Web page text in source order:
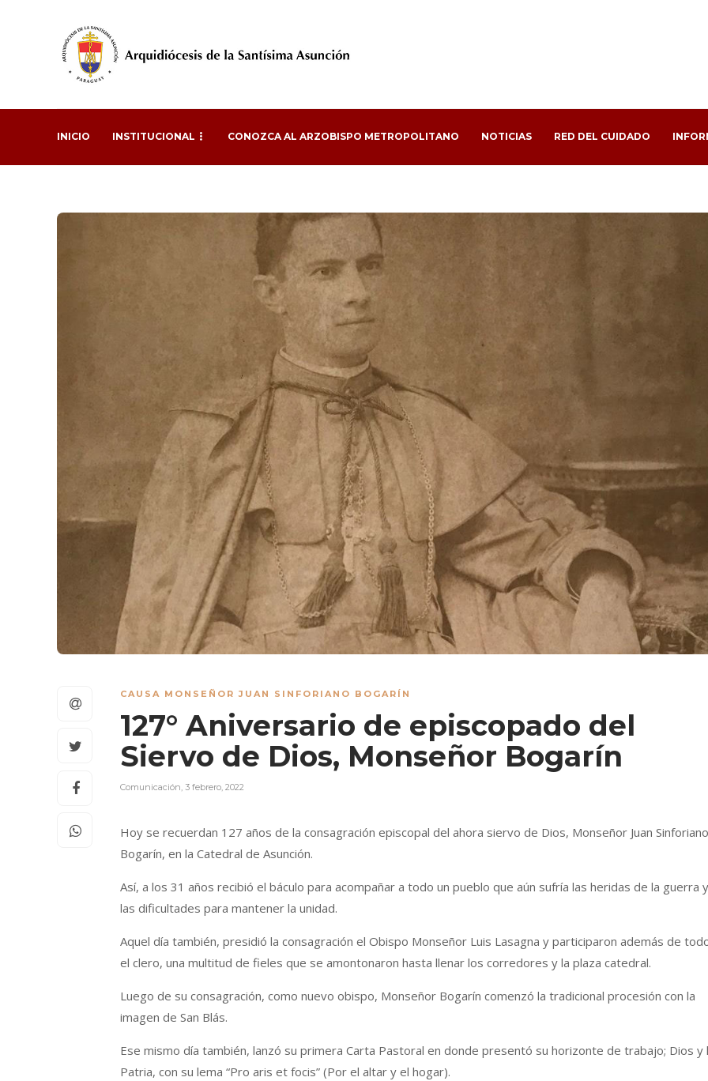
INICIO INSTITUCIONAL CONOZCA AL ARZOBISPO METROPOLITANO NOTICIAS RED DEL CUIDADO
CAUSA MONSEÑOR JUAN SINFORIANO BOGARÍN
127° Aniversario de episcopado del
Siervo de Dios, Monseñor Bogarín
Comunicación, 3 febrero, 2022
Hoy se recuerdan 127 años de la consagración episcopal del ahora siervo de Dios, Monseñor Juan Sinforiano
Bogarín, en la Catedral de Asunción.
Así, a los 31 años recibió el báculo para acompañar a todo un pueblo que aún sufría las heridas de la guerra y
las dificultades para mantener la unidad.
Aquel día también, presidió la consagración el Obispo Monseñor Luis Lasagna y participaron además de
el clero, una multitud de fieles que se amontonaron hasta llenar los corredores y la plaza catedral.
Luego de su consagración, como nuevo obispo, Monseñor Bogarín comenzó la tradicional procesión con la
imagen de San Blás.
Ese mismo día también, lanzó su primera Carta Pastoral en donde presentó su horizonte de trabajo; Dios y
Patria, con su lema “Pro aris et focis” (Por el altar y el hogar).